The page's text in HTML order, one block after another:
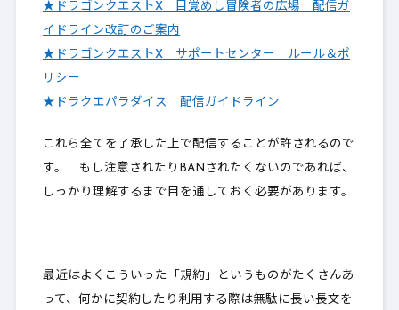
★ドラゴンクエストX 目覚めし冒険者の広場 配信ガ
イドライン改訂のご案内
★ドラゴンクエストX サポートセンター ルール＆ポ
リシー
★ドラクエパラダイス 配信ガイドライン
これら 全てを了承した上で配信することが許される ので
す。 もし注意されたりBANされたくないのであれば、
しっかり理解するまで目を通しておく必要があります。
最近はよくこういった「規約」というものがたくさんあ
って、何かに契約したり利用する際は無駄に長い長文を